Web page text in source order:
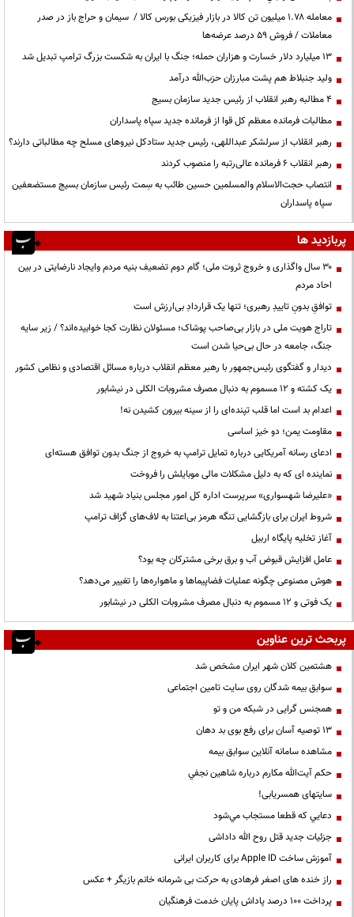
معامله ۱.۷۸ میلیون تن کالا در بازار فیزیکی بورس کالا / سیمان و حراج باز در صدر
معاملات / فروش ۵۹ درصد عرضه‌ها
۱۳ میلیارد دلار خسارت و هزاران حمله؛ جنگ با ایران به شکست بزرگ ترامپ تبدیل شد
ولید جنبلاط هم پشت مبارزان حزب‌الله درآمد
۴ مطالبه رهبر انقلاب از رئیس جدید سازمان بسیج
مطالبات فرمانده معظم کل قوا از فرمانده جدید سپاه پاسداران
رهبر انقلاب از سرلشکر عبداللهی، رئیس جدید ستادکل نیروهای مسلح چه مطالباتی دارند؟
رهبر انقلاب ۶ فرمانده عالی‌رتبه را منصوب کردند
انتصاب حجت‌الاسلام ‌والمسلمین حسین طائب به سِمت رئیس سازمان بسیج مستضعفین
سپاه پاسداران
پربازدید ها
۳۰ سال واگذاری و خروج ثروت ملی؛ گام دوم تضعیف بنیه مردم وایجاد نارضایتی در بین
احاد مردم
توافقِ بدونِ تاییدِ رهبری؛ تنها یک قراردادِ بی‌ارزش است
تاراج هویت ملی در بازار بی‌صاحب پوشاک؛ مسئولان نظارت کجا خوابیده‌اند؟ / زیر سایه
جنگ، جامعه در حال بی‌حیا شدن است
دیدار و گفتگوی رئیس‌جمهور با رهبر معظم انقلاب درباره مسائل اقتصادی و نظامی کشور
یک کشته و ۱۲ مسموم به دنبال مصرف مشروبات الکلی در نیشابور
اعدام بد است اما قلب تپنده‌ای را از سینه بیرون کشیدن نه!
مقاومت یمن؛ دو خیز اساسی
ادعای رسانه آمریکایی درباره تمایل ترامپ به خروج از جنگ بدون توافق هسته‌ای
نماینده ای که به دلیل مشکلات مالی موبایلش را فروخت
«علیرضا شهسواری» سرپرست اداره کل امور مجلس بنیاد شهید شد
شروط ایران برای بازگشایی تنگه هرمز بی‌اعتنا به لاف‌های گزاف ترامپ
آغاز تخلیه پایگاه اربیل
عامل افزایش قبوض آب و برق برخی مشترکان چه بود؟
هوش مصنوعی چگونه عملیات فضاپیماها و ماهواره‌ها را تغییر می‌دهد؟
یک فوتی و ۱۲ مسموم به دنبال مصرف مشروبات الکلی در نیشابور
پربحث ترین عناوین
هشتمین کلان شهر ایران مشخص شد
سوابق بیمه شدگان روی سایت تامین اجتماعی
همجنس گرایی در شبکه من و تو
13 توصیه آسان برای رفع بوی بد دهان
مشاهده سامانه آنلاين سوابق بیمه
حكم آيت‌الله مكارم درباره شاهين نجفي
سایتهای همسریابی!
دعايي كه قطعا مستجاب مي‌شود
جزئیات جدید قتل روح الله داداشی
آموزش ساخت Apple ID برای کاربران ایرانی
راز خنده های اصغر فرهادی به حرکت بی شرمانه خانم بازیگر + عکس
پرداخت ۱۰۰ درصد پاداش پایان خدمت فرهنگیان